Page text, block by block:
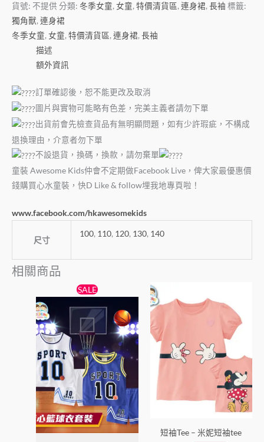
貨號: 不提供 分類: 冬季女童, 女童, 特價清貨區, 連身裙, 長袖 標籤:
獨角獸, 連身裙
冬季女童, 女童, 特價清貨區, 連身裙, 長袖
描述
額外資訊
訂單確認後，恕不能更改及取消
圖片與實物可能略有色差，完美主義者請勿下單
出貨前會先檢查貨品有無明顯問題，如有少許瑕疵，不構成
退換理由，介意者勿下單
不設退貨，換碼，換款，請勿棄單
童裝 Awesome Kids仲會不定期做Facebook Live，俾大家最優惠價
錢購買心水童裝，快D Like & follow埋我地專頁啦！
www.facebook.com/hkawesomekids
尺寸
100, 110, 120, 130, 140
相關商品
SALE
始
價
格：
$65。
目
前
價
格：
$55。
品
有
多
種
式。
可
在
產
短袖Tee – 米妮短袖tee
品
有
種
款
式。
可
產